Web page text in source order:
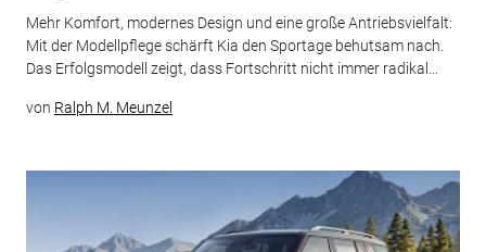
Mehr Komfort, modernes Design und eine große Antriebsvielfalt:
Mit der Modellpflege schärft Kia den Sportage behutsam nach.
Das Erfolgsmodell zeigt, dass Fortschritt nicht immer radikal...
von Ralph M. Meunzel